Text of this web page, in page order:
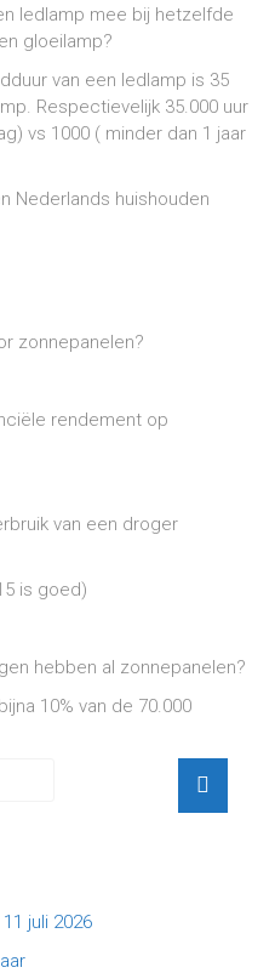
ledlamp mee bij hetzelfde
gloeilamp?
van een ledlamp is 35
Respectievelijk 35.000 uur
vs 1000 ( minder dan 1 jaar
Nederlands huishouden
zonnepanelen?
rendement op
van een droger
is goed)
hebben al zonnepanelen?
10% van de 70.000
juli 2026